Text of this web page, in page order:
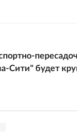
Сити" будет